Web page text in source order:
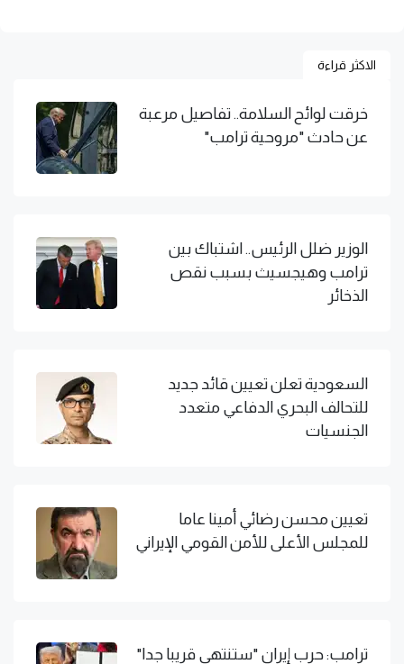
الاكثر قراءة
خرقت لوائح السلامة.. تفاصيل مرعبة
عن حادث "مروحية ترامب"
الوزير ضلل الرئيس.. اشتباك بين
ترامب وهيجسيث بسبب نقص
الذخائر
السعودية تعلن تعيين قائد جديد
للتحالف البحري الدفاعي متعدد
الجنسيات
تعيين محسن رضائي أمينا عاما
للمجلس الأعلى للأمن القومي الإيراني
ترامب: حرب إيران "ستنتهي قريبا جدا"